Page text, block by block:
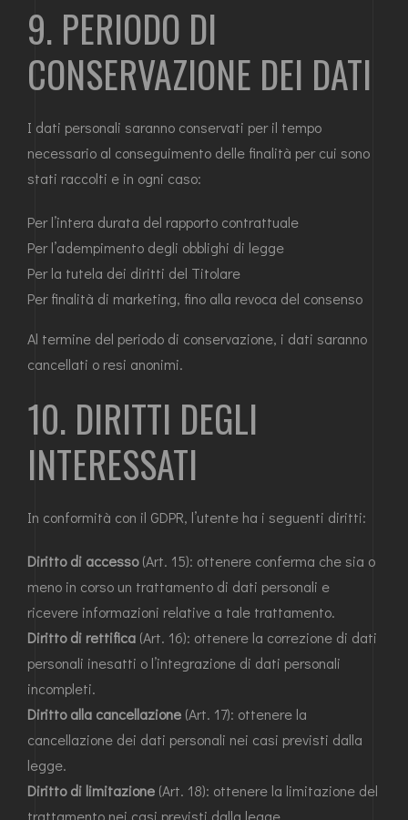
9. PERIODO DI
CONSERVAZIONE DEI DATI
I dati personali saranno conservati per il tempo
necessario al conseguimento delle finalità per cui sono
stati raccolti e in ogni caso:
Per l’intera durata del rapporto contrattuale
Per l’adempimento degli obblighi di legge
Per la tutela dei diritti del Titolare
Per finalità di marketing, fino alla revoca del consenso
Al termine del periodo di conservazione, i dati saranno
cancellati o resi anonimi.
10. DIRITTI DEGLI
INTERESSATI
In conformità con il GDPR, l’utente ha i seguenti diritti:
Diritto di accesso(Art. 15): ottenere conferma che sia o
meno in corso un trattamento di dati personali e
ricevere informazioni relative a tale trattamento.
Diritto di rettifica (Art. 16): ottenere la correzione di dati
personali inesatti o l’integrazione di dati personali
incompleti.
Diritto alla cancellazione (Art. 17): ottenere la
cancellazione dei dati personali nei casi previsti dalla
legge.
Diritto di limitazione (Art. 18): ottenere la limitazione del
trattamento nei casi previsti dalla legge.